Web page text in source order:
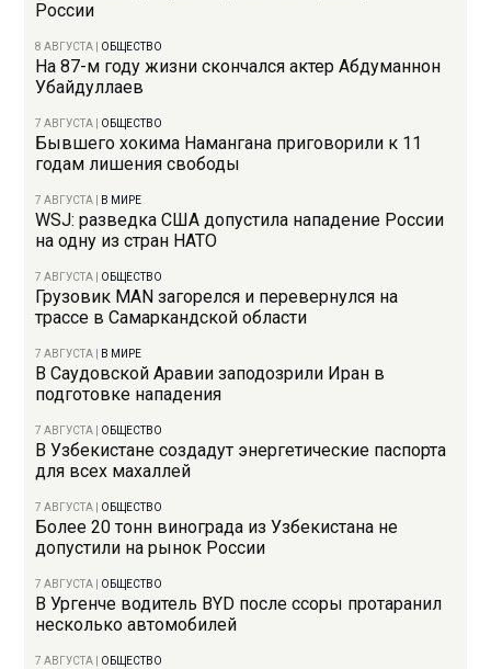
России
8 АВГУСТА ОБЩЕСТВО
На 87-м году жизни скончался актер Абдуманнон
Убайдуллаев
7 АВГУСТА ОБЩЕСТВО
Бывшего хокима Намангана приговорили к 11
годам лишения свободы
7 АВГУСТА В МИРЕ
WSJ: разведка США допустила нападение России
на одну из стран НАТО
7 АВГУСТА ОБЩЕСТВО
Грузовик MAN загорелся и перевернулся на
трассе в Самаркандской области
7 АВГУСТА В МИРЕ
В Саудовской Аравии заподозрили Иран в
подготовке нападения
7 АВГУСТА ОБЩЕСТВО
В Узбекистане создадут энергетические паспорта
для всех махаллей
7 АВГУСТА ОБЩЕСТВО
Более 20 тонн винограда из Узбекистана не
допустили на рынок России
7 АВГУСТА ОБЩЕСТВО
В Ургенче водитель BYD после ссоры протаранил
несколько автомобилей
7 АВГУСТА ОБЩЕСТВО